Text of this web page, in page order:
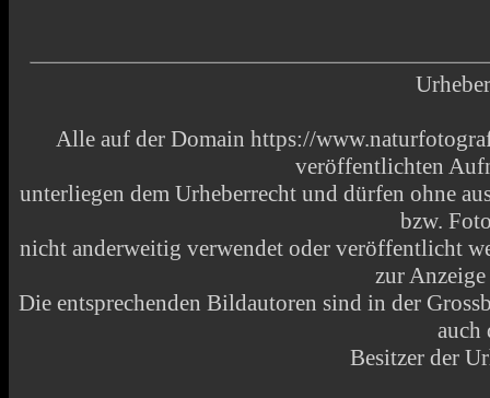
Alle auf der Domain https://
veröffentlichten
unterliegen dem Urheberrecht und dürfen ohne
bzw.
nicht anderweitig verwendet oder veröffentlicht
zur
Die entsprechenden Bildautoren sind in der
auch
Besitzer der